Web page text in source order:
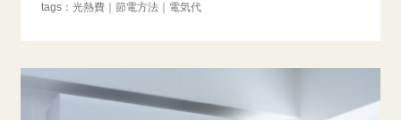
光熱費 節電方法 電気代